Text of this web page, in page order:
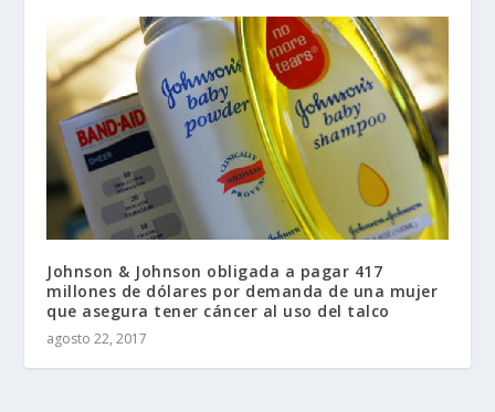
Johnson & Johnson obligada a pagar 417
millones de dólares por demanda de una mujer
que asegura tener cáncer al uso del talco
agosto 22, 2017